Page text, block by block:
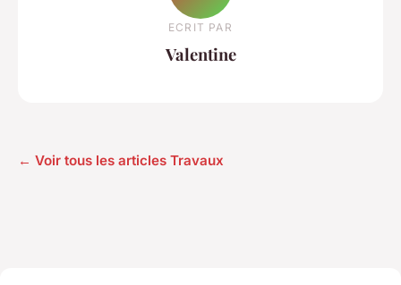
ECRIT PAR
Valentine
← Voir tous les articles Travaux